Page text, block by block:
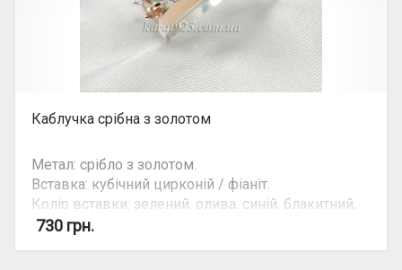
Каблучка срібна з золотом
Метал: срібло з золотом.
Вставка: кубічний цирконій / фіаніт.
Колір вставки: зелений, олива, синій, блакитний,
помаранчевий, білий.
730 грн.